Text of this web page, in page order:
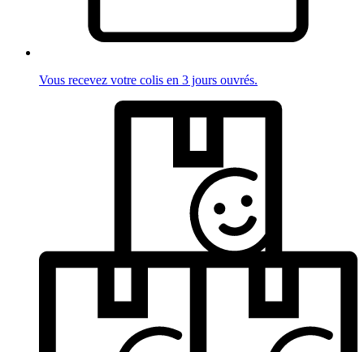
Vous recevez votre colis en 3 jours ouvrés.